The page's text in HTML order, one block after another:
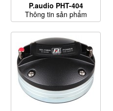
P.audio PHT-404
Thông tin sản phẩm